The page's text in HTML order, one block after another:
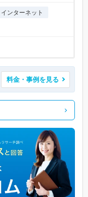
ンターネット
料金・事例を見る